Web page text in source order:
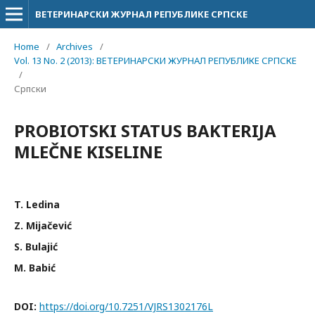
ВЕТЕРИНАРСКИ ЖУРНАЛ РЕПУБЛИКЕ СРПСКЕ
Home / Archives
/
Vol. 13 No. 2 (2013): ВЕТЕРИНАРСКИ ЖУРНАЛ РЕПУБЛИКЕ СРПСКЕ
/
Српски
PROBIOTSKI STATUS BAKTERIJA
MLEČNE KISELINE
T. Ledina
Z. Mijačević
S. Bulajić
M. Babić
DOI: https://doi.org/10.7251/VJRS1302176L